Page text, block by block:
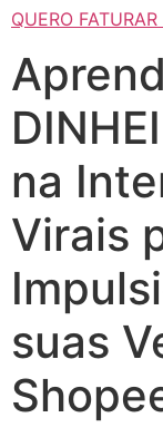
QUERO
na
Virais
suas